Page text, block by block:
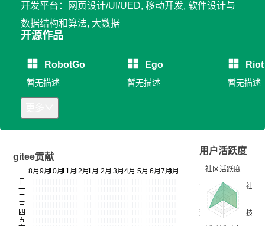
开发平台：网页设计/UI/UED, 移动开发, 软件设计与
数据结构和算法, 大数据
开源作品
RobotGo
暂无描述
Ego
暂无描述 暂无描述
gitee贡献
用户活跃度